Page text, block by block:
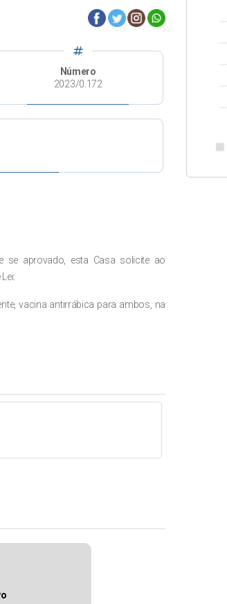
tag
Número
2023/0.172
seaprovado, esta Casa solicite ao
vacina antirrábica para ambos, na